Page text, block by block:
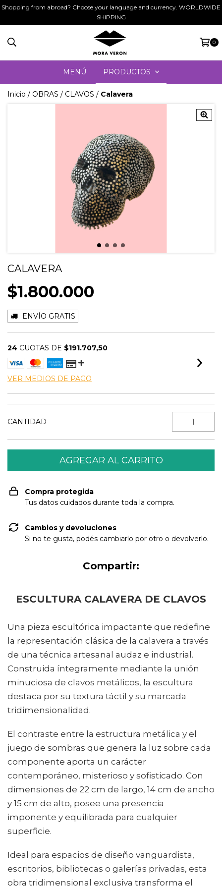
Shopping from abroad? Choose your language and currency. WORLDWIDE
SHIPPING
0
MENÚ PRODUCTOS
Inicio / OBRAS / CLAVOS / Calavera
CALAVERA
$1.800.000
ENVÍO GRATIS
24 CUOTAS DE $191.707,50
VER MEDIOS DE PAGO
CANTIDAD
Compra protegida
Tus datos cuidados durante toda la compra.
Cambios y devoluciones
Si no te gusta, podés cambiarlo por otro o devolverlo.
Compartir:
ESCULTURA CALAVERA DE CLAVOS
Una pieza escultórica impactante que redefine
la representación clásica de la calavera a través
de una técnica artesanal audaz e industrial.
Construida íntegramente mediante la unión
minuciosa de clavos metálicos, la escultura
destaca por su textura táctil y su marcada
tridimensionalidad.
El contraste entre la estructura metálica y el
juego de sombras que genera la luz sobre cada
componente aporta un carácter
contemporáneo, misterioso y sofisticado. Con
dimensiones de 22 cm de largo, 14 cm de ancho
y 15 cm de alto, posee una presencia
imponente y equilibrada para cualquier
superficie.
Ideal para espacios de diseño vanguardista,
escritorios, bibliotecas o galerías privadas, esta
obra tridimensional exclusiva transforma el